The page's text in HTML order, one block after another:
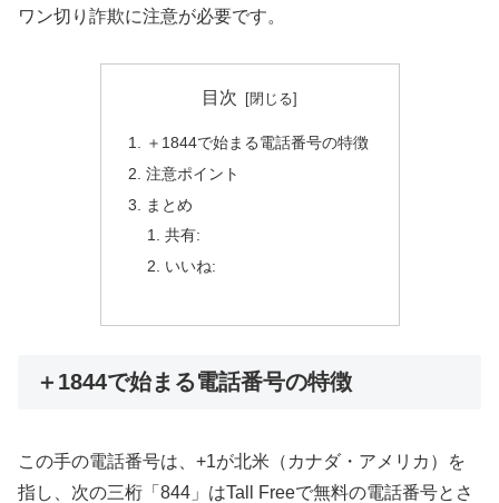
ワン切り詐欺に注意が必要です。
目次
＋1844で始まる電話番号の特徴
注意ポイント
まとめ
共有:
いいね:
＋1844で始まる電話番号の特徴
この手の電話番号は、+1が北米（カナダ・アメリカ）を
指し、次の三桁「844」はTall Freeで無料の電話番号とさ